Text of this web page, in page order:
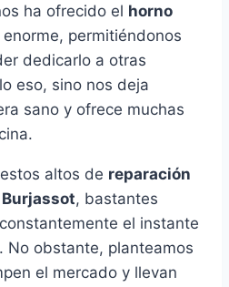
ha ofrecido el horno
permitiéndonos
dedicarlo a otras
eso, sino nos deja
sano y ofrece muchas
altos de reparación
, bastantes
el instante
No obstante, planteamos
el mercado y llevan